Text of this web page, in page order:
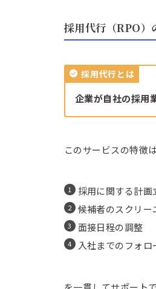
採用代行（RPO）
採用代行とは
企業が自社の採用
このサービスの特徴は
採用に関する計画
候補者のスクリー
面接日程の調整
入社までのフォロ